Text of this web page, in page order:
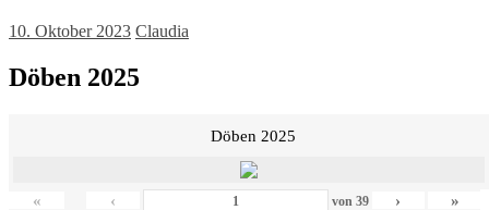
10. Oktober 2023 Claudia
Döben 2025
Döben 2025
« ‹ von 39 › »